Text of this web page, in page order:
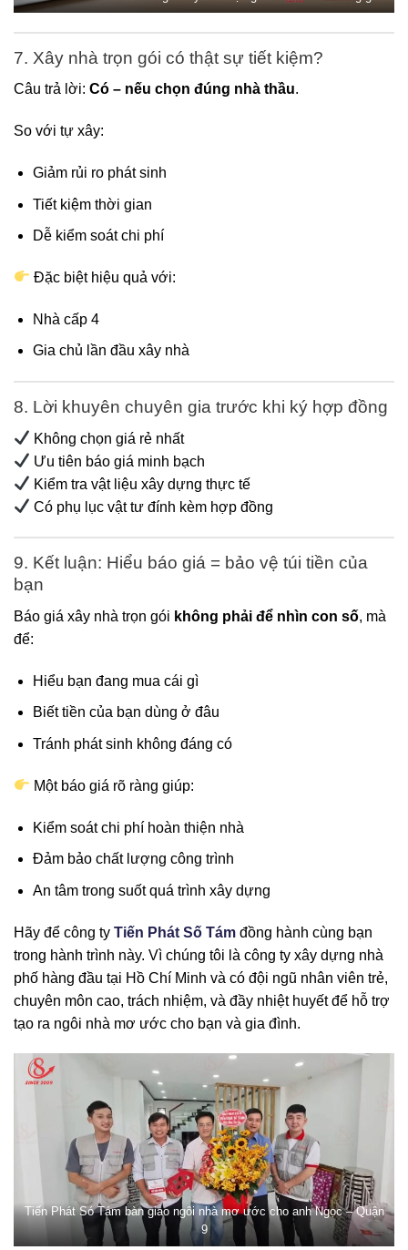
7. Xây nhà trọn gói có thật sự tiết kiệm?
Câu trả lời: Có – nếu chọn đúng nhà thầu.
So với tự xây:
Giảm rủi ro phát sinh
Tiết kiệm thời gian
Dễ kiểm soát chi phí
Đặc biệt hiệu quả với:
Nhà cấp 4
Gia chủ lần đầu xây nhà
8. Lời khuyên chuyên gia trước khi ký hợp đồng
Không chọn giá rẻ nhất
Ưu tiên báo giá minh bạch
Kiểm tra vật liệu xây dựng thực tế
Có phụ lục vật tư đính kèm hợp đồng
9. Kết luận: Hiểu báo giá = bảo vệ túi tiền của
bạn
Báo giá xây nhà trọn gói không phải để nhìn con số, mà
để:
Hiểu bạn đang mua cái gì
Biết tiền của bạn dùng ở đâu
Tránh phát sinh không đáng có
Một báo giá rõ ràng giúp:
Kiểm soát chi phí hoàn thiện nhà
Đảm bảo chất lượng công trình
An tâm trong suốt quá trình xây dựng
Hãy để công ty Tiến Phát Số Tám đồng hành cùng bạn
trong hành trình này. Vì chúng tôi là công ty xây dựng nhà
phố hàng đầu tại Hồ Chí Minh và có đội ngũ nhân viên trẻ,
chuyên môn cao, trách nhiệm, và đầy nhiệt huyết để hỗ trợ
tạo ra ngôi nhà mơ ước cho bạn và gia đình.
Tiến Phát Só Tám bàn giao ngôi nhà mơ ước cho anh Ngọc – Quận
9